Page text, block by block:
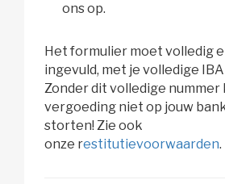
ons op.
Het formulier moet volledig
ingevuld, met je volledige
Zonder dit volledige nummer
vergoeding niet op jouw
storten! Zie ook
onze restitutievoorwaarden.